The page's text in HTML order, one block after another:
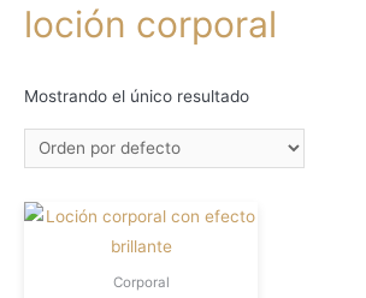
loción corporal
Mostrando el único resultado
Corporal